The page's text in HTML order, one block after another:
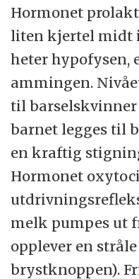
Hormonet
liten kjertel midt
heter hypofysen,
ammingen.
til barselskvinner
barnet legges til
en kraftig
Hormonet
melk pumpes ut
opplever en
brystknoppen).